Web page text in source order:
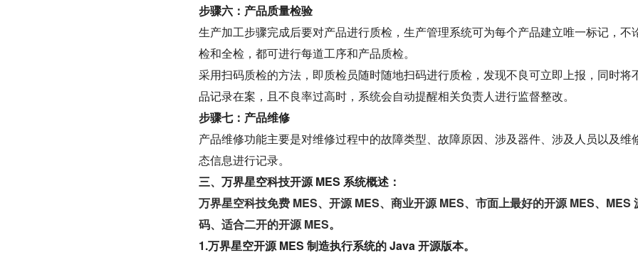
步骤六：产品质量检验
生产加工步骤完成后要对产品进行质检，生产管理系统可为每个产品建立唯一标记，不
检和全检，都可进行每道工序和产品质检。
采用扫码质检的方法，即质检员随时随地扫码进行质检，发现不良可立即上报，同时将
品记录在案，且不良率过高时，系统会自动提醒相关负责人进行监督整改。
步骤七：产品维修
产品维修功能主要是对维修过程中的故障类型、故障原因、涉及器件、涉及人员以及维
态信息进行记录。
三、万界星空科技开源 MES 系统概述：
万界星空科技免费 MES、开源 MES、商业开源 MES、市面上最好的开源 MES、MES
码、适合二开的开源 MES。
1.万界星空开源 MES 制造执行系统的 Java 开源版本。